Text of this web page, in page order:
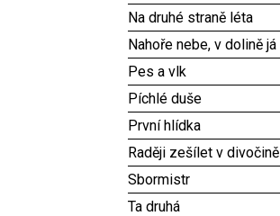
Na druhé straně léta
Nahoře nebe, v dolině já
Pes a vlk
Píchlé duše
První hlídka
Raději zešílet v divočině
Sbormistr
Ta druhá